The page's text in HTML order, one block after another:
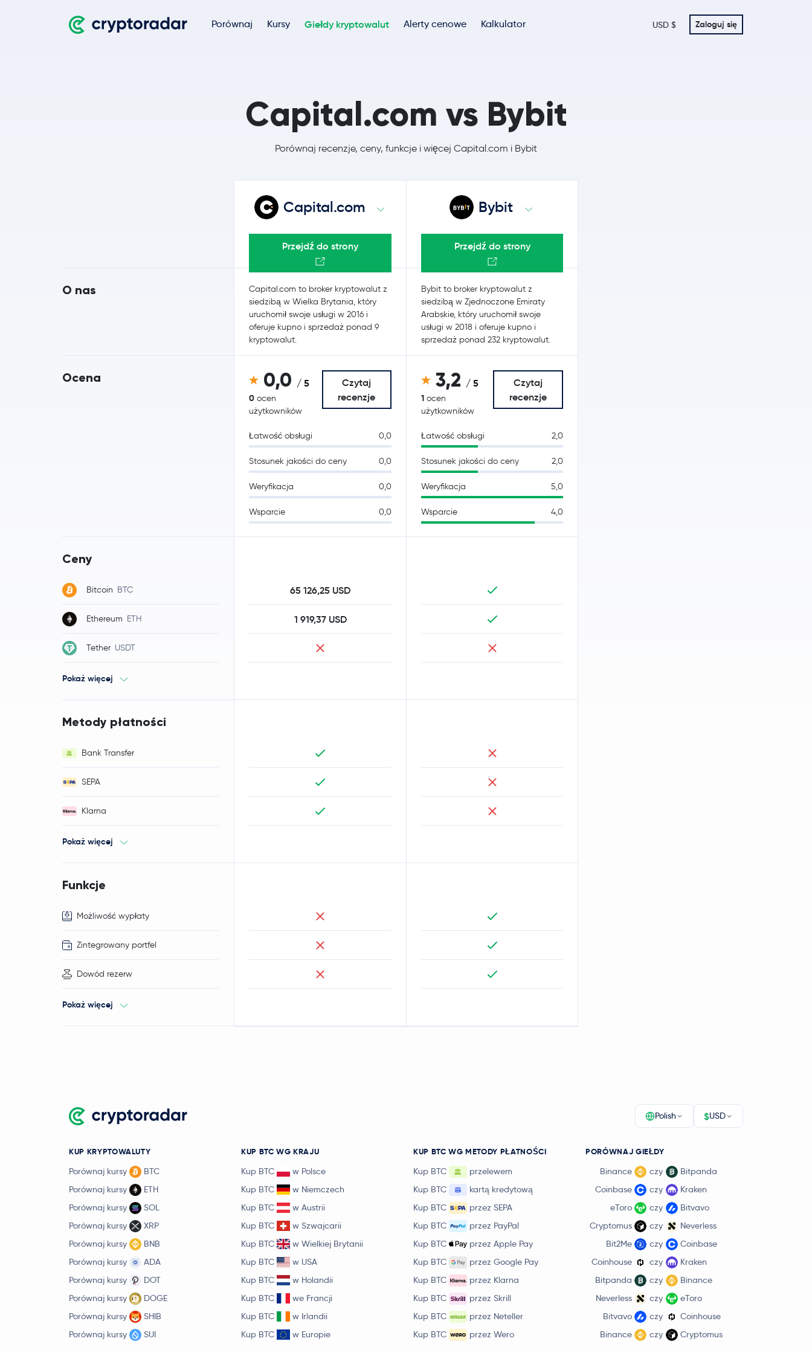
Porównaj Kursy Giełdy kryptowalut Alerty cenowe Kalkulator USD $ Zaloguj się
Capital.com vs Bybit
Porównaj recenzje, ceny, funkcje i więcej Capital.com i Bybit
O nas
Ocena
Ceny
Bitcoin BTC
Ethereum ETH
Tether USDT
Pokaż więcej
Metody płatności
Bank Transfer
SEPA
Klarna
Pokaż więcej
Funkcje
Możliwość wypłaty
Zintegrowany portfel
Dowód rezerw
Pokaż więcej
Capital.com
Przejdź do strony
Capital.com to broker kryptowalut z
siedzibą w Wielka Brytania, który
uruchomił swoje usługi w 2016 i
oferuje kupno i sprzedaż ponad 9
kryptowalut.
0,0 / 5
0 ocen
użytkowników
Czytaj
recenzje
Łatwość obsługi 0,0
Stosunek jakości do ceny 0,0
Weryfikacja 0,0
Wsparcie 0,0
65 126,25 USD
1 919,37 USD
Bybit
Przejdź do strony
Bybit to broker kryptowalut z
siedzibą w Zjednoczone Emiraty
Arabskie, który uruchomił swoje
usługi w 2018 i oferuje kupno i
sprzedaż ponad 232 kryptowalut.
3,2 / 5
1 ocen
użytkowników
Czytaj
recenzje
Łatwość obsługi 2,0
Stosunek jakości do ceny 2,0
Weryfikacja 5,0
Wsparcie 4,0
Polish $USD
KUP KRYPTOWALUTY
Porównaj kursy
BTC
Porównaj kursy
ETH
Porównaj kursy
SOL
Porównaj kursy
XRP
Porównaj kursy
BNB
Porównaj kursy
ADA
Porównaj kursy
DOT
Porównaj kursy
DOGE
Porównaj kursy
SHIB
Porównaj kursy
SUI
KUP BTC WG KRAJU
Kup BTC
w Polsce
Kup BTC
w Niemczech
Kup BTC
w Austrii
Kup BTC
w Szwajcarii
Kup BTC
w Wielkiej Brytanii
Kup BTC
w USA
Kup BTC
w Holandii
Kup BTC
we Francji
Kup BTC
w Irlandii
Kup BTC
w Europie
KUP BTC WG METODY PŁATNOŚCI
Kup BTC
przelewem
Kup BTC
kartą kredytową
Kup BTC
przez SEPA
Kup BTC
przez PayPal
Kup BTC
przez Apple Pay
Kup BTC
przez Google Pay
Kup BTC
przez Klarna
Kup BTC
przez Skrill
Kup BTC
przez Neteller
Kup BTC
przez Wero
PORÓWNAJ GIEŁDY
Binance czy
Bitpanda
Coinbase
czy
Kraken
eToro
czy
Bitvavo
Cryptomus
czy
Neverless
Bit2Me
czy
Coinbase
Coinhouse
czy
Kraken
Bitpanda
czy
Binance
Neverless
czy
eToro
Bitvavo
czy
Coinhouse
Binance
czy Cryptomus